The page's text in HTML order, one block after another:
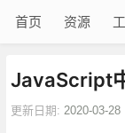
首页 资源
JavaScript
更新日期: 2020-03-28